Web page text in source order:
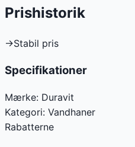
Prishistorik
→Stabil pris
Specifikationer
Mærke: Duravit
Kategori: Vandhaner
Rabatterne